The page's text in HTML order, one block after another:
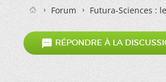
Forum Futura-Sciences :
 RÉPONDRE À LA